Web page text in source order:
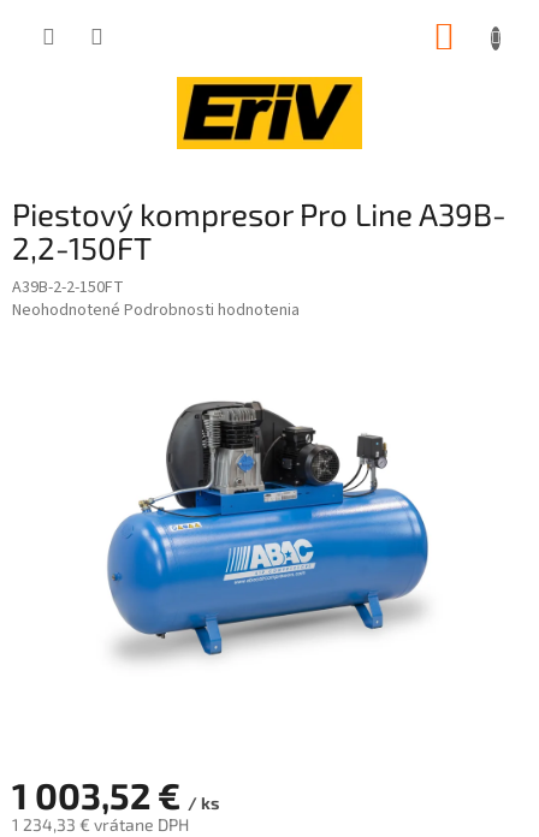
Piestový kompresor Pro Line A39B-
2,2-150FT
A39B-2-2-150FT
Priemerné
Neohodnotené Podrobnosti hodnotenia
1 003,52 € / ks
1 234,33 € vrátane DPH